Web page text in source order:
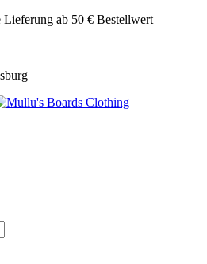
Lieferung ab 50 € Bestellwert